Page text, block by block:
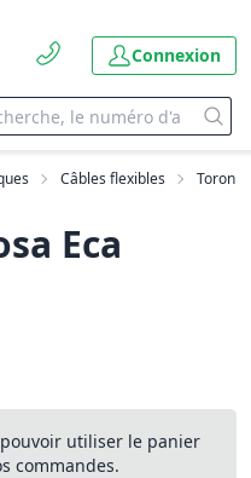
Connexion
Câbles flexibles Toron
Eca
utiliser le panier
commandes.